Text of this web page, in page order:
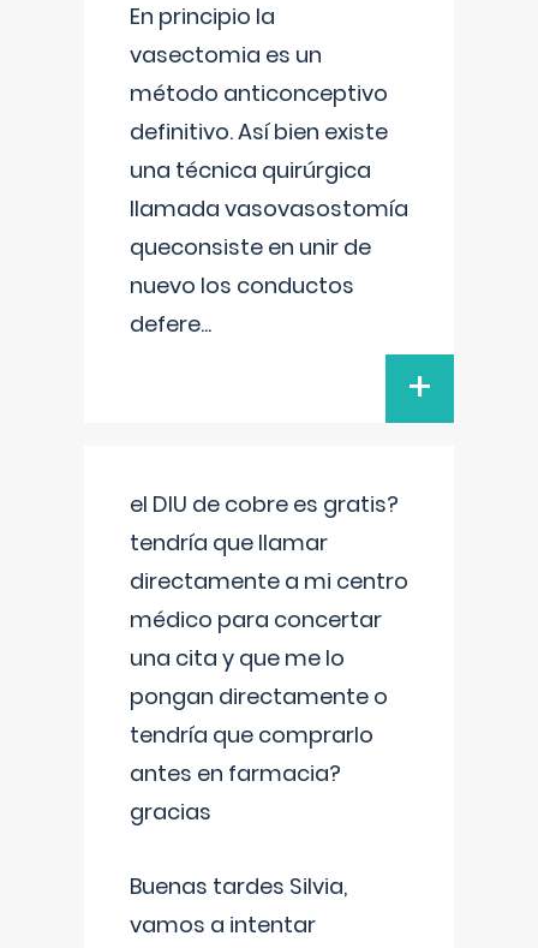
En principio la
vasectomia es un
método anticonceptivo
definitivo. Así bien existe
una técnica quirúrgica
llamada vasovasostomía
queconsiste en unir de
nuevo los conductos
defere...
+
el DIU de cobre es gratis?
tendría que llamar
directamente a mi centro
médico para concertar
una cita y que me lo
pongan directamente o
tendría que comprarlo
antes en farmacia?
gracias
Buenas tardes Silvia,
vamos a intentar